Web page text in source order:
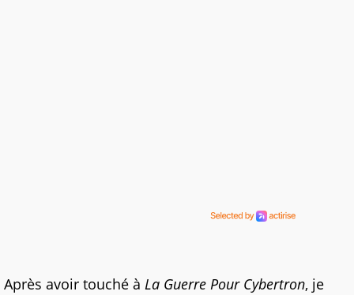
Après avoir touché à La Guerre Pour Cybertron, je